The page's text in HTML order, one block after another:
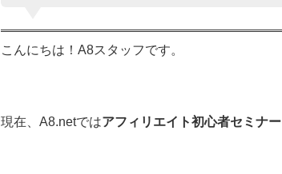
こんにちは！A8スタッフです。
現在、A8.netではアフィリエイト初心者セミナー